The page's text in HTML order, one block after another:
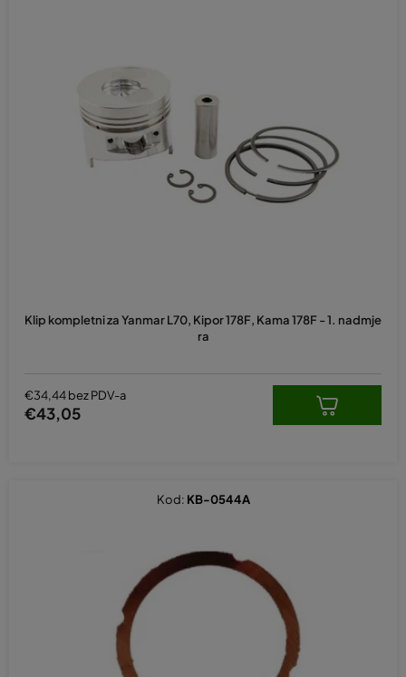
Klip kompletni za Yanmar L70, Kipor 178F, Kama 178F - 1. nadmje
ra
€34,44 bez PDV-a
€43,05
Kod: KB-0544A